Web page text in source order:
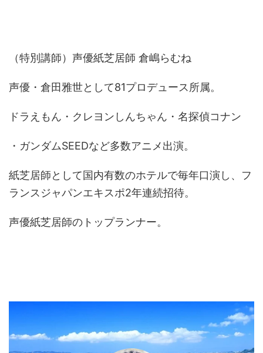
（特別講師）声優紙芝居師 倉嶋らむね
声優・倉田雅世として81プロデュース所属。
ドラえもん・クレヨンしんちゃん・名探偵コナン
・ガンダムSEEDなど多数アニメ出演。
紙芝居師として国内有数のホテルで毎年口演し、 フ
ランスジャパンエキスポ2年連続招待。
声優紙芝居師のトップランナー。